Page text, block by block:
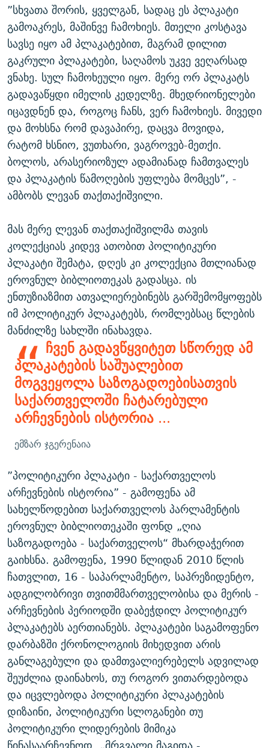
”სხვათა შორის, ყველგან, სადაც ეს პლაკატი
გამოაკრეს, მაშინვე ჩამოხიეს. მთელი კოსტავა
სავსე იყო ამ პლაკატებით, მაგრამ დილით
გაკრული პლაკატები, საღამოს უკვე ვეღარსად
ვნახე. სულ ჩამოხეული იყო. მერე ორ პლაკატს
გადავაწყდი იმელის კედელზე. მხედრიონელები
იცავდნენ და, როგოც ჩანს, ვერ ჩამოხიეს. მივედი
და მოხსნა რომ დავაპირე, დაცვა მოვიდა,
რატომ ხსნიო, ვუთხარი, ვაგროვებ-მეთქი.
ბოლოს, არასერიოზულ ადამიანად ჩამთვალეს
და პლაკატის წამოღების უფლება მომცეს”, -
ამბობს ლევან თაქთაქიშვილი.
მას მერე ლევან თაქთაქიშვილმა თავის
კოლექციას კიდევ ათობით პოლიტიკური
პლაკატი შემატა, დღეს კი კოლექცია მთლიანად
ეროვნულ ბიბლიოთეკას გადასცა. ის
ენთუზიაზმით ათვალიერებინებს გარშემომყოფებს
იმ პოლიტიკურ პლაკატებს, რომლებსაც წლების
მანძილზე სახლში ინახავდა.
ჩვენ გადავწყვიტეთ სწორედ ამ
პლაკატების საშუალებით
მოგვეყოლა საზოგადოებისათვის
საქართველოში ჩატარებული
არჩევნების ისტორია ...
ემზარ ჯგერენაია
”პოლიტიკური პლაკატი - საქართველოს
არჩევნების ისტორია” - გამოფენა ამ
სახელწოდებით საქართველოს პარლამენტის
ეროვნულ ბიბლიოთეკაში ფონდ „ღია
საზოგადოება - საქართველოს“ მხარდაჭერით
გაიხსნა. გამოფენა, 1990 წლიდან 2010 წლის
ჩათვლით, 16 - საპარლამენტო, საპრეზიდენტო,
ადგილობრივი თვითმმართველობისა და მერის -
არჩევნების პერიოდში დაბეჭდილ პოლიტიკურ
პლაკატებს აერთიანებს. პლაკატები საგამოფენო
დარბაზში ქრონოლოგიის მიხედვით არის
განლაგებული და დამთვალიერებელს ადვილად
შეუძლია დაინახოს, თუ როგორ ვითარდებოდა
და იცვლებოდა პოლიტიკური პლაკატების
დიზაინი, პოლიტიკური სლოგანები თუ
პოლიტიკური ლიდერების მიმიკა